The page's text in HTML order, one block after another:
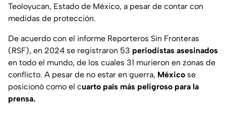
Teoloyucan, Estado de México, a pesar de contar con
medidas de protección.
De acuerdo con el informe Reporteros Sin Fronteras
(RSF), en 2024 se registraron 53 periodistas asesinados
en todo el mundo, de los cuales 31 murieron en zonas de
conflicto. A pesar de no estar en guerra, México se
posicionó como el cuarto país más peligroso para la
prensa.